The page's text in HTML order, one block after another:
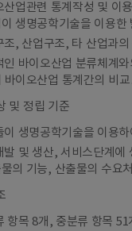
업관련 통계작성 및 이
생명공학기술을 이용한
, 산업구조, 타 산업과의
바이오산업 분류체계와
바이오산업 통계간의 비
및 정립 기준
생명공학기술을 이용하
및 생산, 서비스단계에
의 기능, 산출물의 수요처
목 8개, 중분류 항목 51